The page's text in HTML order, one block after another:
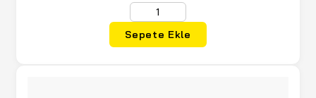
Sepete Ekle